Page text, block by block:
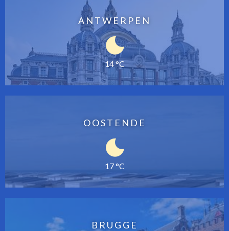
ANTWERPEN
14 °C
OOSTENDE
17 °C
BRUGGE